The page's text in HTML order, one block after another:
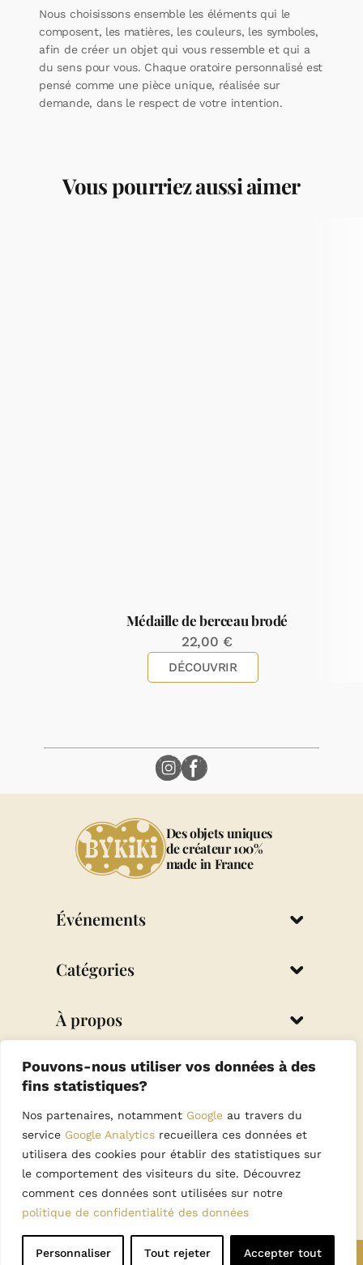
Pouvons-nous utiliser vos données à des
fins statistiques?
Nos partenaires, notamment Google au travers du
service Google Analytics recueillera ces données et
utilisera des cookies pour établir des statistiques sur
le comportement des visiteurs du site. Découvrez
comment ces données sont utilisées sur notre
politique de confidentialité des données
Personnaliser Tout rejeter Accepter tout
Nous choisissons ensemble les éléments qui le
composent, les matières, les couleurs, les symboles,
afin de créer un objet qui vous ressemble et qui a
du sens pour vous. Chaque oratoire personnalisé est
pensé comme une pièce unique, réalisée sur
demande, dans le respect de votre intention.
Vous pourriez aussi aimer
Médaille de berceau brodé
22,00 €
DÉCOUVRIR
Des objets uniques
de créateur 100%
made in France
Événements
Baptême Fille
Communion
Catégories
Événement
Cadeaux invités
À propos
Blog
ByKiki, artisan français
Copyright 2024 © Tout droits réservés